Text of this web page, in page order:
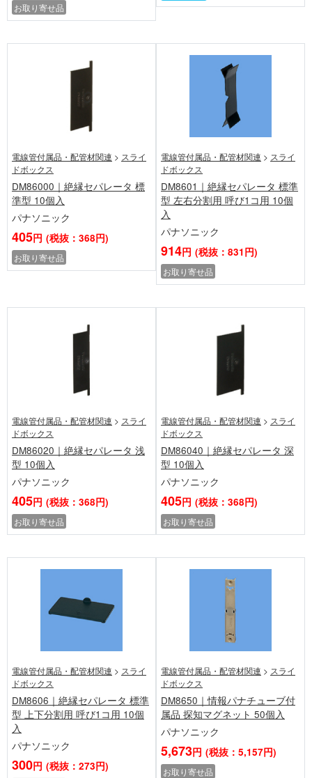
お取り寄せ品
電線管付属品・配管材関連 > スライ
ドボックス
DM86000｜絶縁セパレータ 標
準型 10個入
パナソニック
405円 (税抜：368円)
お取り寄せ品
電線管付属品・配管材関連 > スライ
ドボックス
DM8601｜絶縁セパレータ 標準
型 左右分割用 呼び1コ用 10個
入
パナソニック
914円 (税抜：831円)
お取り寄せ品
電線管付属品・配管材関連 > スライ
ドボックス
DM86020｜絶縁セパレータ 浅
型 10個入
パナソニック
405円 (税抜：368円)
お取り寄せ品
電線管付属品・配管材関連 > スライ
ドボックス
DM86040｜絶縁セパレータ 深
型 10個入
パナソニック
405円 (税抜：368円)
お取り寄せ品
電線管付属品・配管材関連 > スライ
ドボックス
DM8606｜絶縁セパレータ 標準
型 上下分割用 呼び1コ用 10個
入
パナソニック
300円 (税抜：273円)
電線管付属品・配管材関連 > スライ
ドボックス
DM8650｜情報パナチューブ付
属品 探知マグネット 50個入
パナソニック
5,673円 (税抜：5,157円)
お取り寄せ品